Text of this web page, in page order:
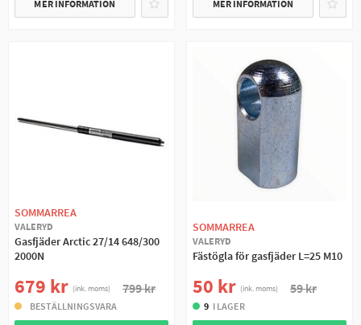
MER INFORMATION MER INFORMATION
SOMMARREA
VALERYD
Gasfjäder Arctic 27/14 648/300
2000N
679 kr (ink. moms) 799 kr
BESTÄLLNINGSVARA
SOMMARREA
VALERYD
Fästögla för gasfjäder L=25 M10
50 kr (ink. moms) 59 kr
9 I LAGER